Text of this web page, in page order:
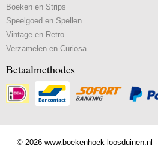
Boeken en Strips
Speelgoed en Spellen
Vintage en Retro
Verzamelen en Curiosa
Betaalmethodes
© 2026 www.boekenhoek-loosduinen.nl